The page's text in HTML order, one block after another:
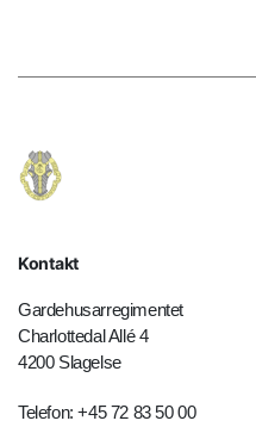
Kontakt
Gardehusarregimentet
Charlottedal Allé 4
4200 Slagelse
Telefon: +45 72 83 50 00